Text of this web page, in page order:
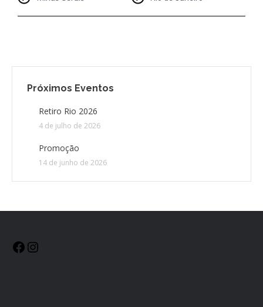
Próximos Eventos
Retiro Rio 2026
4 de julho de 2026
Promoção
14 de junho de 2026